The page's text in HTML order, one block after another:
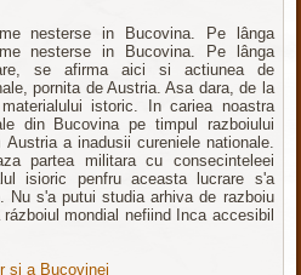
nesterse in Bucovina. Pe lânga
nesterse in Bucovina. Pe lânga
se afirma aici si actiunea de
pornita de Austria. Asa dara, de la
istoric. In cariea noastra
din Bucovina pe timpul razboiului
a inadusii cureniele nationale.
partea militara cu consecinteleei
isioric penfru aceasta lucrare s'a
Nu s'a putui studia arhiva de razboiu
mondial nefiind Inca accesibil
și a Bucovinei